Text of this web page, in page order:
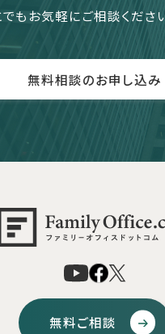
もお気軽にご相談くださ
無料相談のお申し込み
無料ご相談